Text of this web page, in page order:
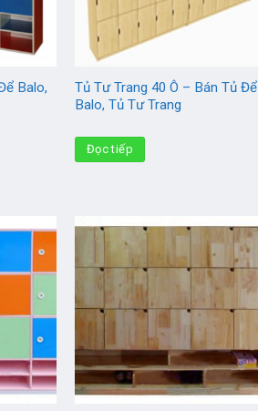
Balo,
Tủ Tư Trang 40 Ô – Bán Tủ Để
Balo, Tủ Tư Trang
Đọc tiếp